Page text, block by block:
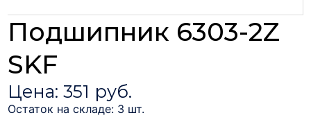
Подшипник 6303-2Z
SKF
Цена: 351 руб.
Остаток на складе: 3 шт.